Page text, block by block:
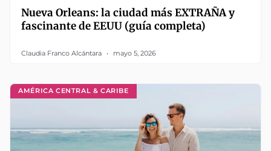
Nueva Orleans: la ciudad más EXTRAÑA y
fascinante de EEUU (guía completa)
Claudia Franco Alcántara mayo 5, 2026
AMÉRICA CENTRAL & CARIBE